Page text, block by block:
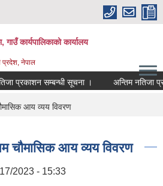
गाउँ कार्यपालिकाको कार्यालय
प्रदेश, नेपाल
प्रकाशन सम्बन्धी सूचना । अन्तिम नतिजा
आय व्यय विवरण
चौमासिक आय व्यय विवरण
2023 - 15:33